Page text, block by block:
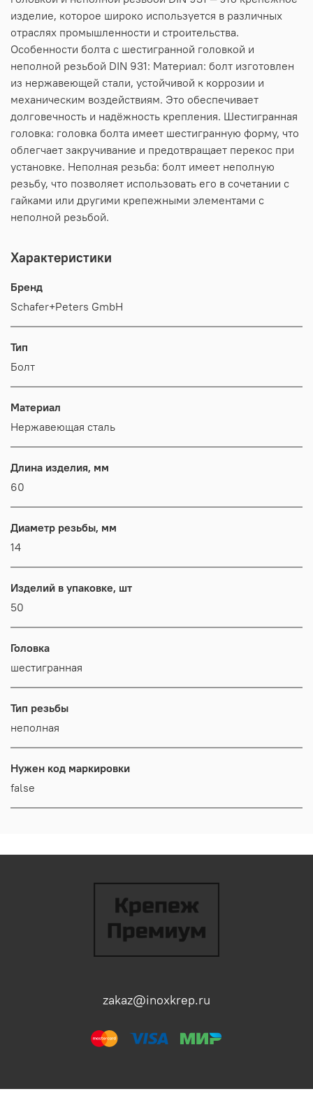
изделие, которое широко используется в различных
отраслях промышленности и строительства.
Особенности болта с шестигранной головкой и
неполной резьбой DIN 931: Материал: болт изготовлен
из нержавеющей стали, устойчивой к коррозии и
механическим воздействиям. Это обеспечивает
долговечность и надёжность крепления. Шестигранная
головка: головка болта имеет шестигранную форму, что
облегчает закручивание и предотвращает перекос при
установке. Неполная резьба: болт имеет неполную
резьбу, что позволяет использовать его в сочетании с
гайками или другими крепежными элементами с
неполной резьбой.
Характеристики
Бренд
Schafer+Peters GmbH
Тип
Болт
Материал
Нержавеющая сталь
Длина изделия, мм
60
Диаметр резьбы, мм
14
Изделий в упаковке, шт
50
Головка
шестигранная
Тип резьбы
неполная
Нужен код маркировки
false
zakaz@inoxkrep.ru